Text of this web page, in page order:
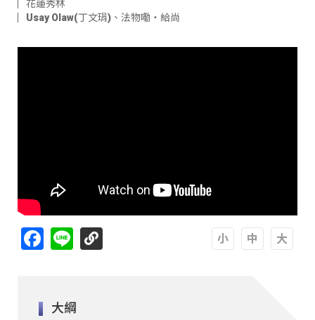
花蓮秀林
Usay Olaw(丁文琄) 、 法物嘞‧給尚
Facebook
Line
大綱